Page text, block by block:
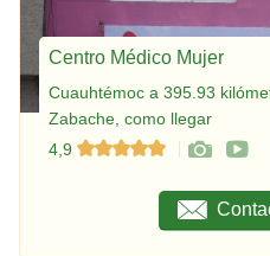
Centro Médico Mujer
Cuauhtémoc a 395.93
Zabache, como llegar
4,9